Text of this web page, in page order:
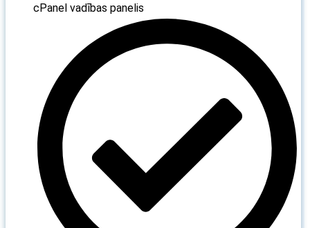
cPanel vadības panelis